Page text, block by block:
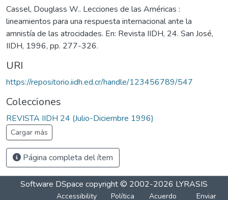
Cassel, Douglass W.. Lecciones de las Américas :
lineamientos para una respuesta internacional ante la
amnistía de las atrocidades. En: Revista IIDH, 24. San José,
IIDH, 1996, pp. 277-326.
URI
https://repositorio.iidh.ed.cr/handle/123456789/547
Colecciones
REVISTA IIDH 24 (Julio-Diciembre 1996)
Cargar más
Página completa del ítem
Software DSpace copyright © 2002-2026 LYRASIS
Accessibility Política Acuerdo Enviar